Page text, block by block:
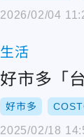
2026/02/04
生活
好市多「
好市多
2025/02/18